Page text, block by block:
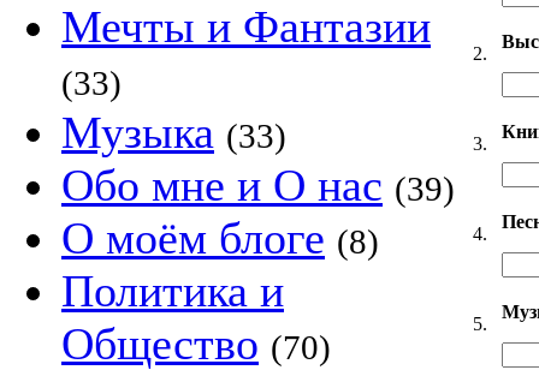
Мечты и Фантазии
(33)
Музыка (33)
Обо мне и О нас (39)
О моём блоге (8)
Политика и
Общество (70)
2.
3.
4.
5.